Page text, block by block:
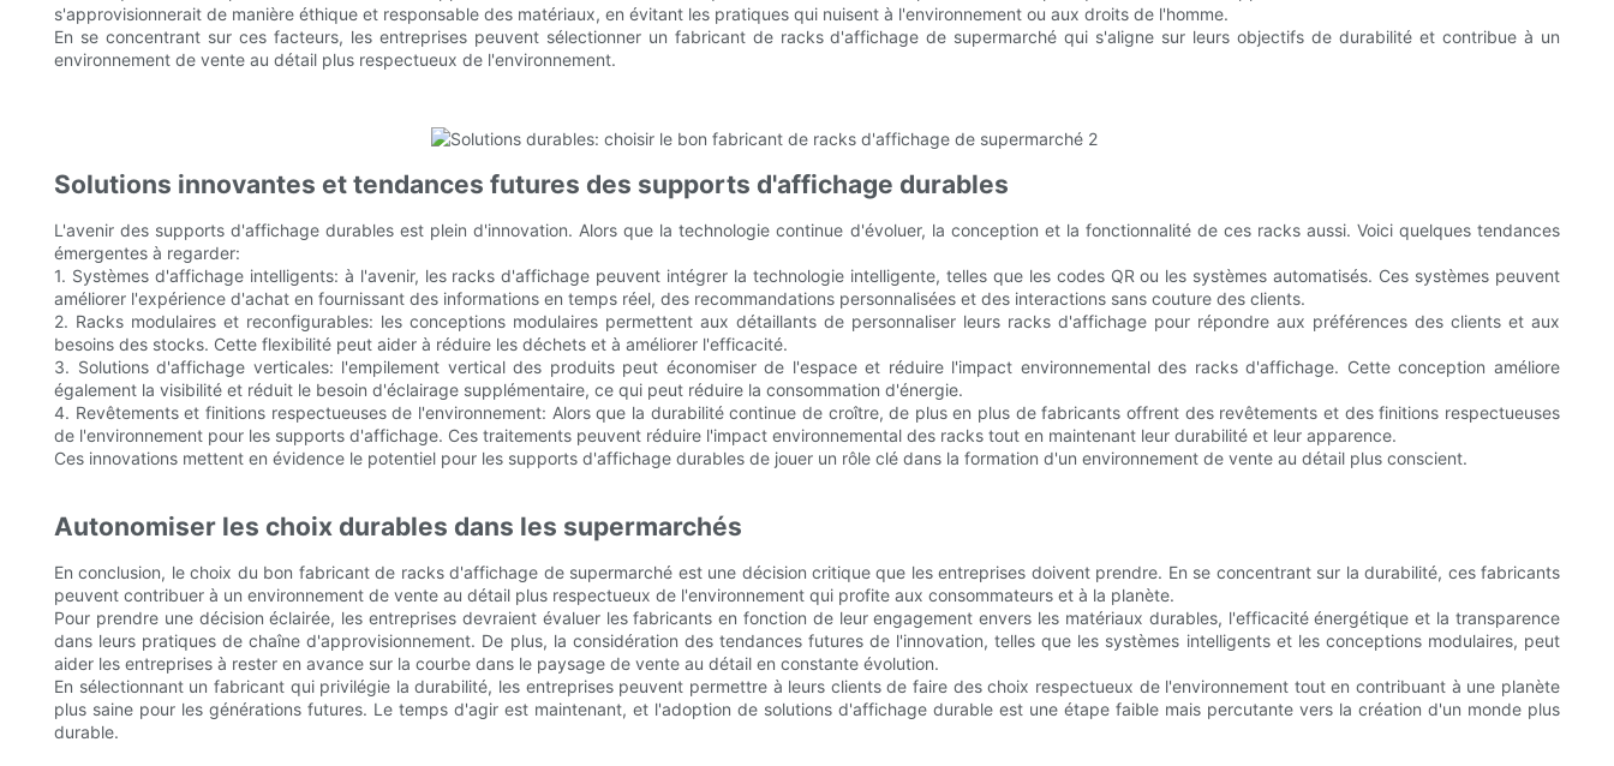
s'approvisionnerait de manière éthique et responsable des matériaux, en évitant les pratiques qui nuisent à l'environnement ou aux droits de l'homme.
En se concentrant sur ces facteurs, les entreprises peuvent sélectionner un fabricant de racks d'affichage de supermarché qui s'aligne sur leurs objectifs de durabilité et contribue à un
environnement de vente au détail plus respectueux de l'environnement.
Solutions innovantes et tendances futures des supports d'affichage durables
L'avenir des supports d'affichage durables est plein d'innovation. Alors que la technologie continue d'évoluer, la conception et la fonctionnalité de ces racks aussi. Voici quelques tendances
émergentes à regarder:
1. Systèmes d'affichage intelligents: à l'avenir, les racks d'affichage peuvent intégrer la technologie intelligente, telles que les codes QR ou les systèmes automatisés. Ces systèmes peuvent
améliorer l'expérience d'achat en fournissant des informations en temps réel, des recommandations personnalisées et des interactions sans couture des clients.
2. Racks modulaires et reconfigurables: les conceptions modulaires permettent aux détaillants de personnaliser leurs racks d'affichage pour répondre aux préférences des clients et aux
besoins des stocks. Cette flexibilité peut aider à réduire les déchets et à améliorer l'efficacité.
3. Solutions d'affichage verticales: l'empilement vertical des produits peut économiser de l'espace et réduire l'impact environnemental des racks d'affichage. Cette conception améliore
également la visibilité et réduit le besoin d'éclairage supplémentaire, ce qui peut réduire la consommation d'énergie.
4. Revêtements et finitions respectueuses de l'environnement: Alors que la durabilité continue de croître, de plus en plus de fabricants offrent des revêtements et des finitions respectueuses
de l'environnement pour les supports d'affichage. Ces traitements peuvent réduire l'impact environnemental des racks tout en maintenant leur durabilité et leur apparence.
Ces innovations mettent en évidence le potentiel pour les supports d'affichage durables de jouer un rôle clé dans la formation d'un environnement de vente au détail plus conscient.
Autonomiser les choix durables dans les supermarchés
En conclusion, le choix du bon fabricant de racks d'affichage de supermarché est une décision critique que les entreprises doivent prendre. En se concentrant sur la durabilité, ces fabricants
peuvent contribuer à un environnement de vente au détail plus respectueux de l'environnement qui profite aux consommateurs et à la planète.
Pour prendre une décision éclairée, les entreprises devraient évaluer les fabricants en fonction de leur engagement envers les matériaux durables, l'efficacité énergétique et la transparence
dans leurs pratiques de chaîne d'approvisionnement. De plus, la considération des tendances futures de l'innovation, telles que les systèmes intelligents et les conceptions modulaires, peut
aider les entreprises à rester en avance sur la courbe dans le paysage de vente au détail en constante évolution.
En sélectionnant un fabricant qui privilégie la durabilité, les entreprises peuvent permettre à leurs clients de faire des choix respectueux de l'environnement tout en contribuant à une planète
plus saine pour les générations futures. Le temps d'agir est maintenant, et l'adoption de solutions d'affichage durable est une étape faible mais percutante vers la création d'un monde plus
durable.